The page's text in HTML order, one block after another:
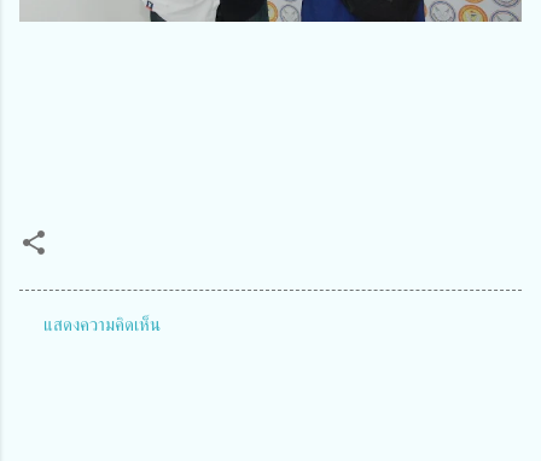
แสดงความคิดเห็น